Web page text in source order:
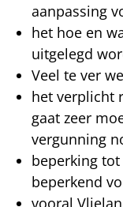
aanpassing
het hoe en
uitgelegd
Veel te ver
het verplicht
gaat zeer
vergunning
beperking
beperkend
vooral